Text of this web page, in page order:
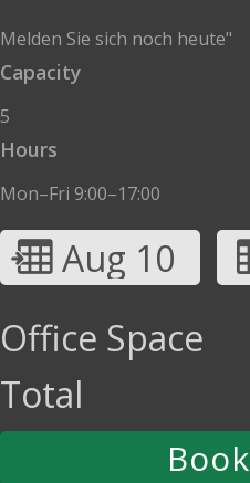
Melden Sie sich noch heute"
Capacity
5
Hours
Mon–Fri 9:00–17:00
Aug 10
Office Space
Total